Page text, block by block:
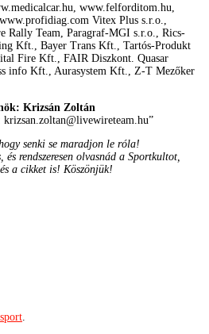
www.felforditom.hu,
Vitex Plus s.r.o.,
Team, Paragraf-MGI s.r.o., Rics-
Kft., Bayer Trans Kft., Tartós-Produkt
Fire Kft., FAIR Diszkont. Quasar
info Kft., Aurasystem Kft., Z-T Mezőker
Krizsán Zoltán
senki se maradjon le róla!
és rendszeresen olvasnád a Sportkultot,
és a cikket is! Köszönjük!
.